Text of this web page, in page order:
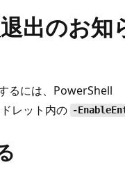
出のお知
るには、PowerShell
レット内の -